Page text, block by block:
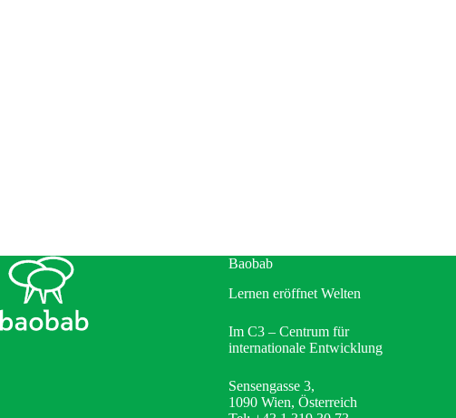
Baobab
Lernen eröffnet Welten
Im C3 – Centrum für
internationale Entwicklung
Sensengasse 3,
1090 Wien, Österreich